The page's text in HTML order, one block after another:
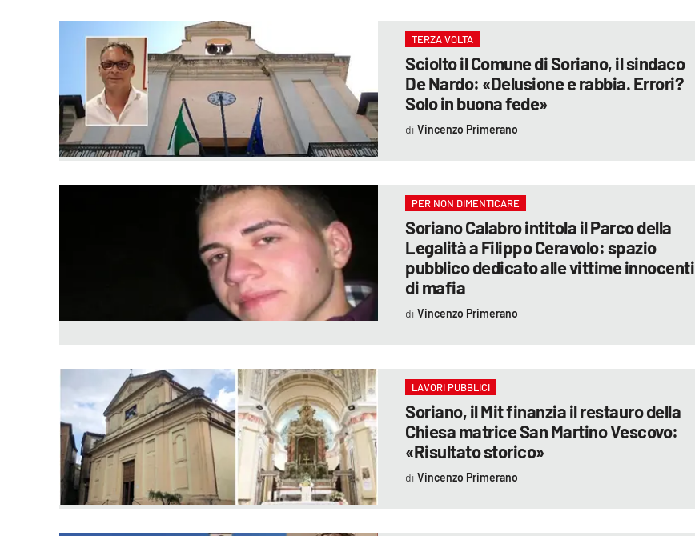
Vai
TERZA VOLTA
Sciolto il Comune di Soriano, il sindaco
De Nardo: «Delusione e rabbia. Errori?
Solo in buona fede»
Vincenzo Primerano
PER NON DIMENTICARE
Soriano Calabro intitola il Parco della
Legalità a Filippo Ceravolo: spazio
pubblico dedicato alle vittime innocenti
di mafia
Vincenzo Primerano
LAVORI PUBBLICI
Soriano, il Mit finanzia il restauro della
Chiesa matrice San Martino Vescovo:
«Risultato storico»
Vincenzo Primerano